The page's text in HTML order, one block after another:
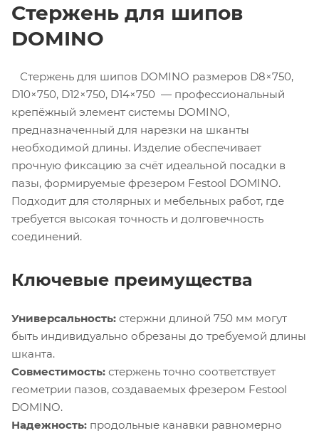
Стержень для шипов
DOMINO
Стержень для шипов DOMINO размеров D8×750,
D10×750, D12×750, D14×750 — профессиональный
крепёжный элемент системы DOMINO,
предназначенный для нарезки на шканты
необходимой длины. Изделие обеспечивает
прочную фиксацию за счёт идеальной посадки в
пазы, формируемые фрезером Festool DOMINO.
Подходит для столярных и мебельных работ, где
требуется высокая точность и долговечность
соединений.
Ключевые преимущества
Универсальность: стержни длиной 750 мм могут
быть индивидуально обрезаны до требуемой длины
шканта.
Совместимость: стержень точно соответствует
геометрии пазов, создаваемых фрезером Festool
DOMINO.
Надежность: продольные канавки равномерно